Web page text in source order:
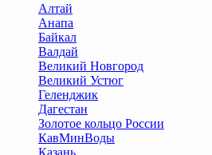
Алтай
Анапа
Байкал
Валдай
Великий Новгород
Великий Устюг
Геленджик
Дагестан
Золотое кольцо России
КавМинВоды
Казань